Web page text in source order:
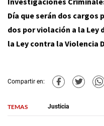
Día que serán dos cargos
dos por violación a la Ley
la Ley contra la Violencia
Compartir en:
TEMAS Justicia